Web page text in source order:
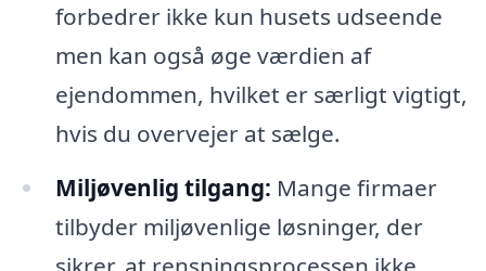
forbedrer ikke kun husets udseende
men kan også øge værdien af
ejendommen, hvilket er særligt vigtigt,
hvis du overvejer at sælge.
Miljøvenlig tilgang: Mange firmaer
tilbyder miljøvenlige løsninger, der